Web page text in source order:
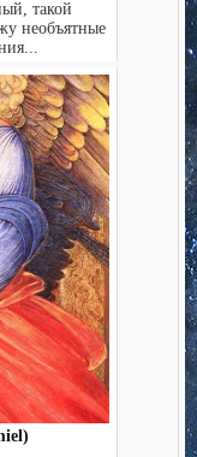
такой
необъятные